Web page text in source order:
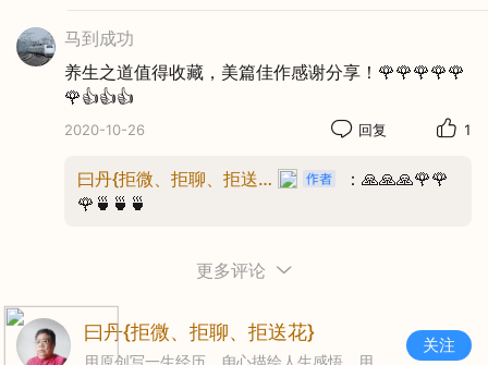
蘑菇餐，防血栓。
吃鲜姜，血脂康。
木耳菜，降脂快。
乌龙茶，减肥佳。
马到成功
养生之道值得收藏，美篇佳作感谢分享！🌹🌹🌹🌹🌹
🌹👍👍👍
2020-10-26 回复 1
曰丹{拒微、拒聊、拒送花}
：🙏🙏🙏🌹🌹
🌹🍵🍵🍵
更多评论
曰丹{拒微、拒聊、拒送花}
关注